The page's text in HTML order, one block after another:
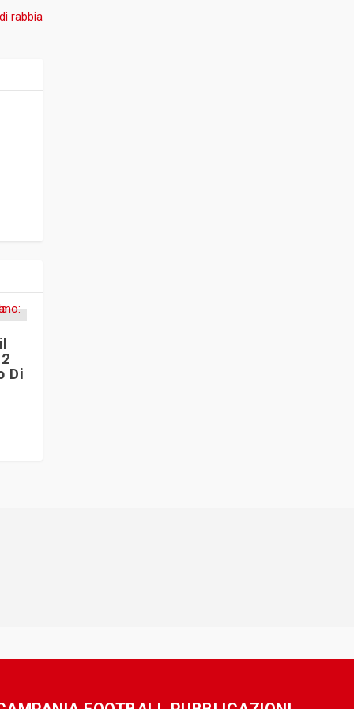
rabbia
Di